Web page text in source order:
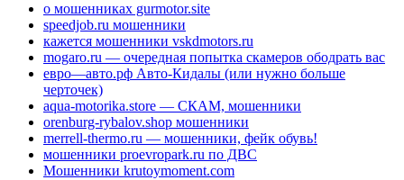
о мошенниках gurmotor.site
speedjob.ru мошенники
кажется мошенники vskdmotors.ru
mogaro.ru — очередная попытка скамеров ободрать вас
евро—авто.рф Авто-Кидалы (или нужно больше
черточек)
aqua-motorika.store — СКАМ, мошенники
orenburg-rybalov.shop мошенники
merrell-thermo.ru — мошенники, фейк обувь!
мошенники proevropark.ru по ДВС
Мошенники krutoymoment.com